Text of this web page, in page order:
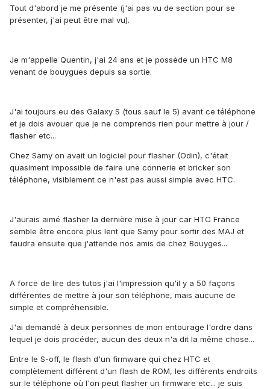
Tout d'abord je me présente (j'ai pas vu de section pour se
présenter, j'ai peut être mal vu).
Je m'appelle Quentin, j'ai 24 ans et je possède un HTC M8
venant de bouygues depuis sa sortie.
J'ai toujours eu des Galaxy S (tous sauf le 5) avant ce téléphone
et je dois avouer que je ne comprends rien pour mettre à jour /
flasher etc...
Chez Samy on avait un logiciel pour flasher (Odin), c'était
quasiment impossible de faire une connerie et bricker son
téléphone, visiblement ce n'est pas aussi simple avec HTC.
J'aurais aimé flasher la dernière mise à jour car HTC France
semble être encore plus lent que Samy pour sortir des MAJ et
faudra ensuite que j'attende nos amis de chez Bouyges...
A force de lire des tutos j'ai l'impression qu'il y a 50 façons
différentes de mettre à jour son téléphone, mais aucune de
simple et compréhensible.
J'ai demandé à deux personnes de mon entourage l'ordre dans
lequel je dois procéder, aucun des deux n'a dit la même chose...
Entre le S-off, le flash d'un firmware qui chez HTC et
complètement différent d'un flash de ROM, les différents endroits
sur le téléphone où l'on peut flasher un firmware etc... je suis